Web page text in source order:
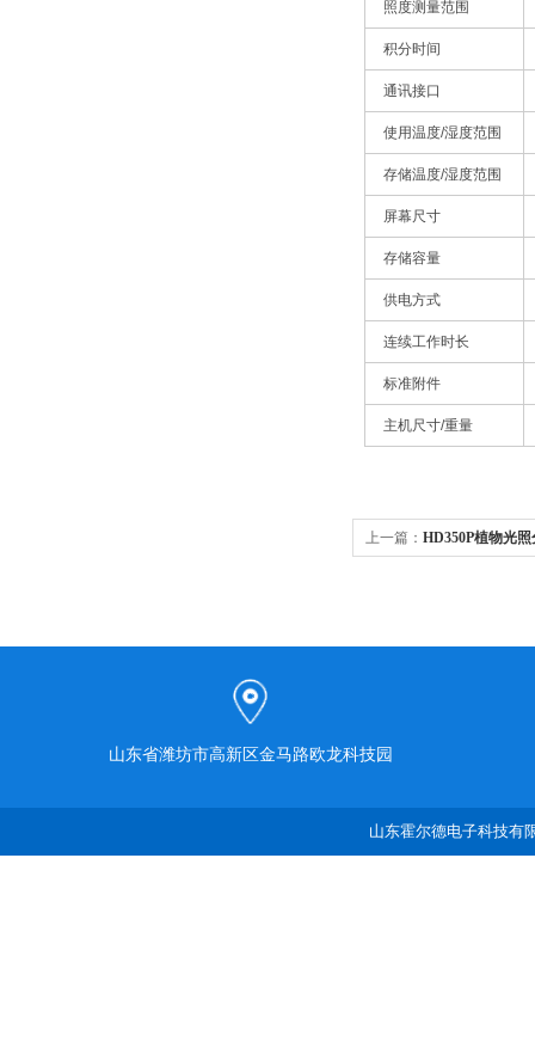
照度测量范围
积分时间
通讯接口
使用温度/湿度范围
存储温度/湿度范围
屏幕尺寸
存储容量
供电方式
连续工作时长
标准附件
主机尺寸/重量
上一篇： HD350P植物光
山东省潍坊市高新区金马路欧龙科技园
山东霍尔德电子科技有